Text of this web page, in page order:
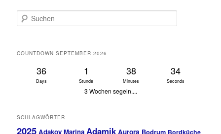
Suchen
COUNTDOWN SEPTEMBER 2026
36
Days
1
Stunde
38
Minutes
34
Seconds
3 Wochen segeln....
SCHLAGWÖRTER
2025 Adakoy Marina Adamik Aurora Bodrum Bordküche